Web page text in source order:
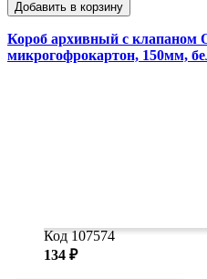
Добавить в корзину
Короб архивный с клапаном
микрогофрокартон, 150мм,
Код 107574
134 ₽